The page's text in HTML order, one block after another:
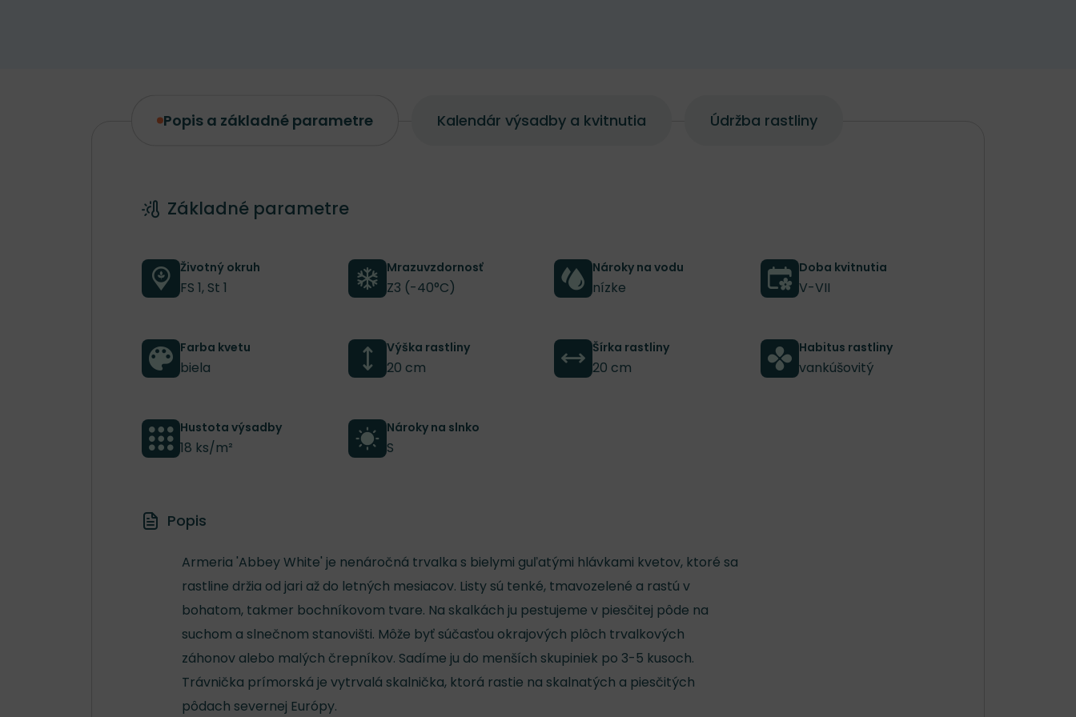
Popis a základné parametre Kalendár výsadby a kvitnutia Údržba rastliny
Popis a základné parametre
Základné parametre
Životný okruh
FS 1, St 1
Mrazuvzdornosť
Z3 (-40°C)
Nároky na vodu
nízke
Doba kvitnutia
V-VII
Farba kvetu
biela
Výška rastliny
20 cm
Šírka rastliny
20 cm
Habitus rastliny
vankúšovitý
Hustota výsadby
18 ks/m²
Nároky na slnko
S
Popis
Armeria 'Abbey White' je nenáročná trvalka s bielymi guľatými hlávkami kvetov, ktoré sa
rastline držia od jari až do letných mesiacov. Listy sú tenké, tmavozelené a rastú v
bohatom, takmer bochníkovom tvare. Na skalkách ju pestujeme v piesčitej pôde na
suchom a slnečnom stanovišti. Môže byť súčasťou okrajových plôch trvalkových
záhonov alebo malých črepníkov. Sadíme ju do menších skupiniek po 3-5 kusoch.
Trávnička prímorská je vytrvalá skalnička, ktorá rastie na skalnatých a piesčitých
pôdach severnej Európy.